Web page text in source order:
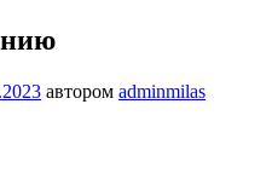
автором adminmilas